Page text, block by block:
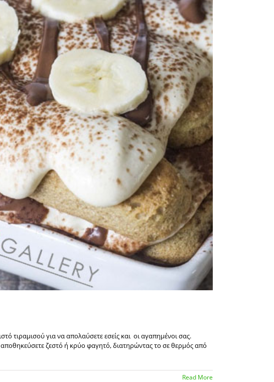
τιραμισού για να απολαύσετε εσείς και οι αγαπημένοι σας.
ζεστό ή κρύο φαγητό, διατηρώντας το σε θερμός από
Read More